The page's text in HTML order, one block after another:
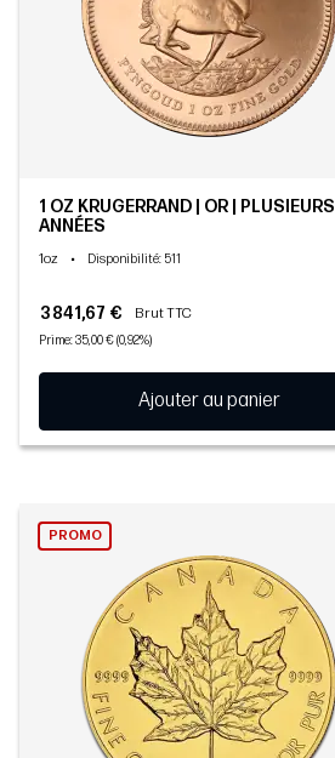
1 OZ KRUGERRAND | OR | PLUSIEURS
ANNÉES
1oz • Disponibilité: 511
3 841,67 € Brut TTC
Prime: 35,00 € (0,92%)
Ajouter au panier
PROMO